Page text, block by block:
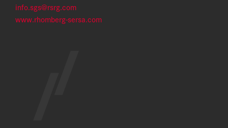
info.sgs@rsrg.com
www.rhomberg-sersa.com